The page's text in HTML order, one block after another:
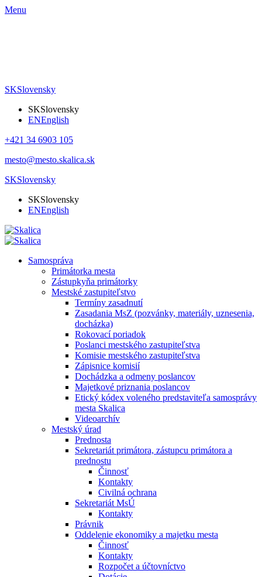
Menu
SKSlovensky
SKSlovensky
ENEnglish
+421 34 6903 105
mesto@mesto.skalica.sk
SKSlovensky
SKSlovensky
ENEnglish
Samospráva
Primátorka mesta
Zástupkyňa primátorky
Mestské zastupiteľstvo
Termíny zasadnutí
Zasadania MsZ (pozvánky, materiály, uznesenia,
docházka)
Rokovací poriadok
Poslanci mestského zastupiteľstva
Komisie mestského zastupiteľstva
Zápisnice komisií
Dochádzka a odmeny poslancov
Majetkové priznania poslancov
Etický kódex voleného predstaviteľa samosprávy
mesta Skalica
Videoarchív
Mestský úrad
Prednosta
Sekretariát primátora, zástupcu primátora a
prednostu
Činnosť
Kontakty
Civilná ochrana
Sekretariát MsÚ
Kontakty
Právnik
Oddelenie ekonomiky a majetku mesta
Činnosť
Kontakty
Rozpočet a účtovníctvo